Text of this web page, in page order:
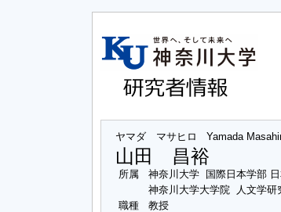
ヤマダ マサヒロ Yamada
山田 昌裕
所属
神奈川大学 国際日本学部
神奈川大学大学院 人文学研
職種
教授